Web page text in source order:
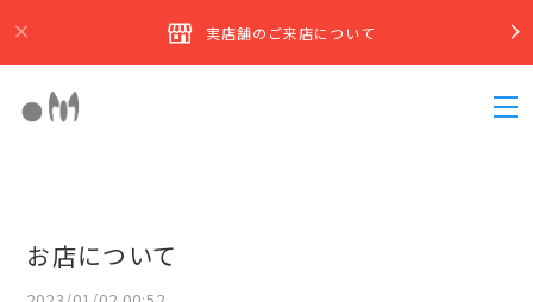
実店舗のご来店について
お店について